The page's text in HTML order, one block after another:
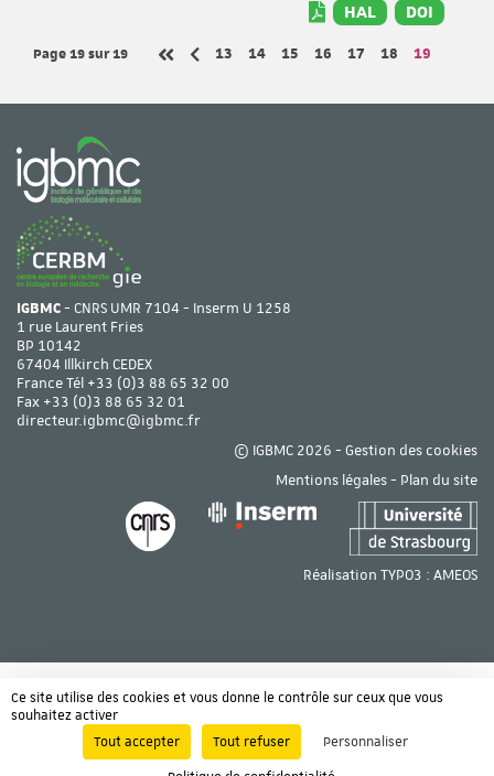
HAL DOI
Page 19sur 19
Page
13 Page
14 Page
15 Page
16 Page
17 Page
18 Page
19
IGBMC- CNRS UMR 7104 - Inserm U 1258
1 rue Laurent Fries
BP 10142
67404 Illkirch CEDEX
France Tél +33 (0)3 88 65 32 00
Fax +33 (0)3 88 65 32 01
directeur.igbmc@igbmc.fr
© IGBMC 2026 - Gestion des cookies
Mentions légales- Plan du site
Réalisation TYPO3 : AMEOS
Ce site utilise des cookies et vous donne le contrôle sur ceux que vous
souhaitez activer
Tout accepter
Tout refuser
Personnaliser